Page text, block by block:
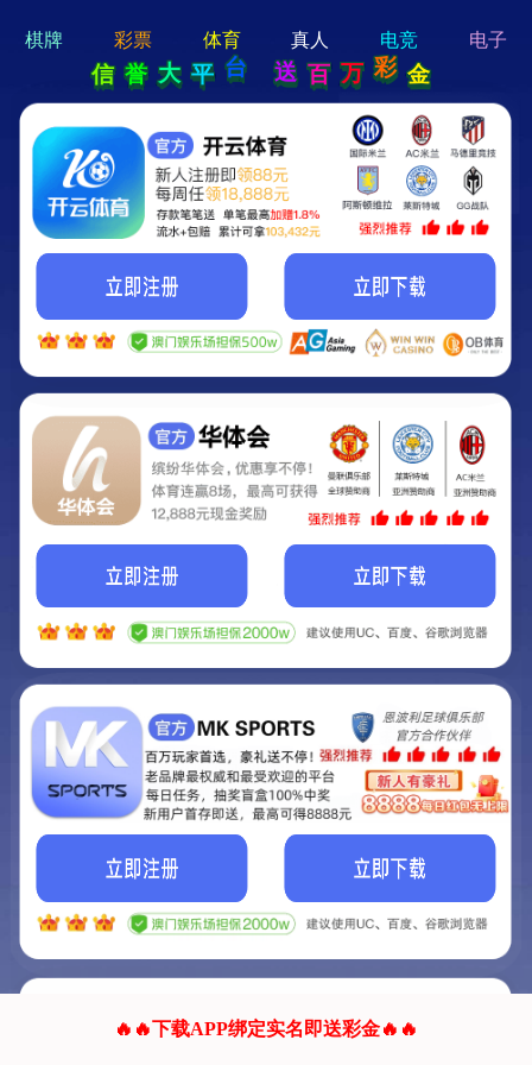
hi 💗
Hey Guys!
我们即将上线啦...
我们的网站正在建设.
它将是非常棒的网站.
联系我们!